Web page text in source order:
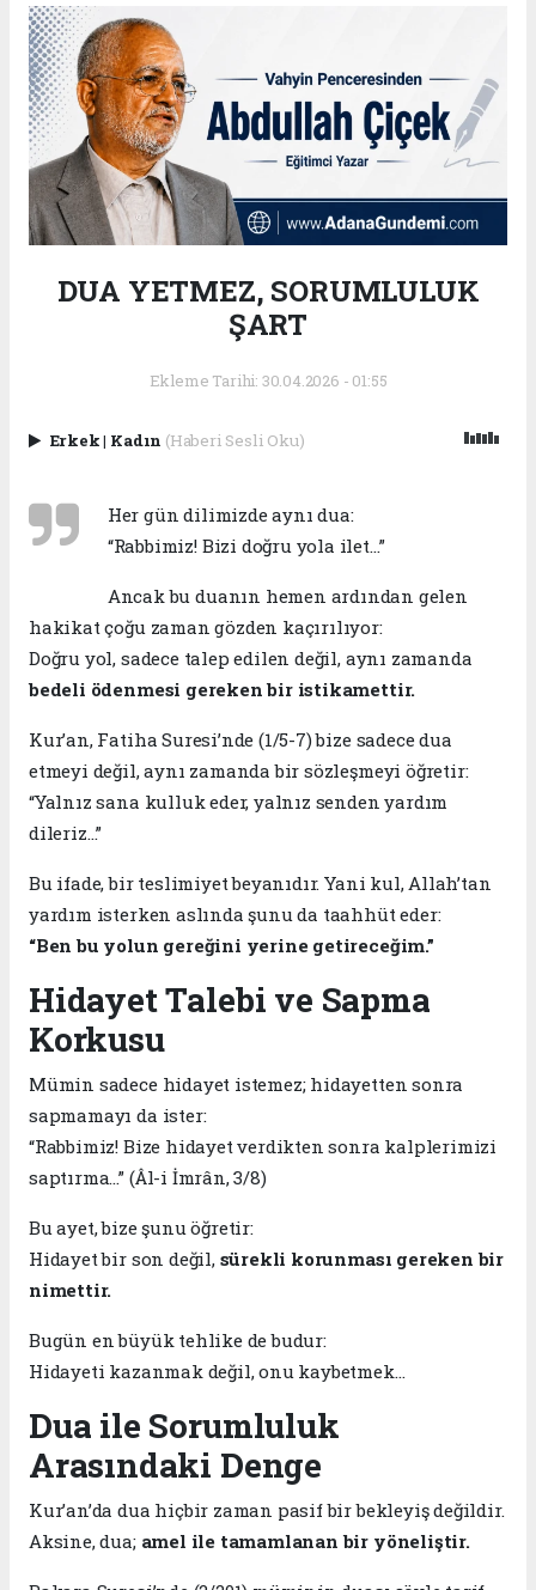
DUA YETMEZ, SORUMLULUK
ŞART
Ekleme Tarihi: 30.04.2026 - 01:55
Erkek| Kadın (Haberi Sesli Oku)
Her gün dilimizde aynı dua:
“Rabbimiz! Bizi doğru yola ilet…”
Ancak bu duanın hemen ardından gelen
hakikat çoğu zaman gözden kaçırılıyor:
Doğru yol, sadece talep edilen değil, aynı zamanda
bedeli ödenmesi gereken bir istikamettir.
Kur’an, Fatiha Suresi’nde (1/5-7) bize sadece dua
etmeyi değil, aynı zamanda bir sözleşmeyi öğretir:
“Yalnız sana kulluk eder, yalnız senden yardım
dileriz…”
Bu ifade, bir teslimiyet beyanıdır. Yani kul, Allah’tan
yardım isterken aslında şunu da taahhüt eder:
“Ben bu yolun gereğini yerine getireceğim.”
Hidayet Talebi ve Sapma
Korkusu
Mümin sadece hidayet istemez; hidayetten sonra
sapmamayı da ister:
“Rabbimiz! Bize hidayet verdikten sonra kalplerimizi
saptırma…” (Âl-i İmrân, 3/8)
Bu ayet, bize şunu öğretir:
Hidayet bir son değil, sürekli korunması gereken bir
nimettir.
Bugün en büyük tehlike de budur:
Hidayeti kazanmak değil, onu kaybetmek…
Dua ile Sorumluluk
Arasındaki Denge
Kur’an’da dua hiçbir zaman pasif bir bekleyiş değildir.
Aksine, dua; amel ile tamamlanan bir yöneliştir.